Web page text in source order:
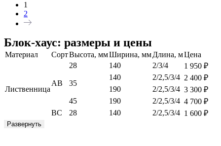
1
2
Блок-хаус: размеры и цены
Материал СортВысота, ммШирина, ммДлина, мЦена
Лиственница
АВ
28 140 2/3/4 1 950 ₽
35
140 2/2,5/3/4 2 400 ₽
190
2/2,5/3/4 3 300 ₽
45
190 2/2,5/3/4 4 700 ₽
ВС
28 140 2/2,5/3/4 1 600 ₽
Развернуть